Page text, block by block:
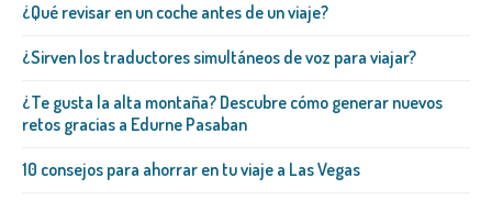
¿Qué revisar en un coche antes de un viaje?
¿Sirven los traductores simultáneos de voz para viajar?
¿Te gusta la alta montaña? Descubre cómo generar nuevos
retos gracias a Edurne Pasaban
10 consejos para ahorrar en tu viaje a Las Vegas